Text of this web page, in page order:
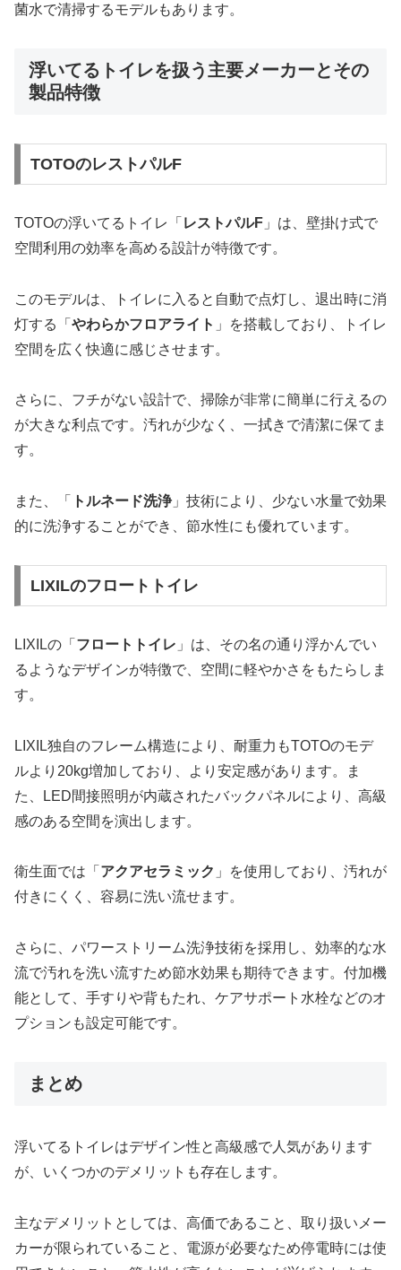
菌水で清掃するモデルもあります。
浮いてるトイレを扱う主要メーカーとその
製品特徴
TOTOのレストパルF
TOTOの浮いてるトイレ「 レストパルF 」は、壁掛け式で
空間利用の効率を高める設計が特徴です。
このモデルは、トイレに入ると自動で点灯し、退出時に消
灯する「 やわらかフロアライト 」を搭載しており、トイレ
空間を広く快適に感じさせます。
さらに、フチがない設計で、掃除が非常に簡単に行えるの
が大きな利点です。汚れが少なく、一拭きで清潔に保てま
す。
また、「 トルネード洗浄」技術により、少ない水量で効果
的に洗浄することができ、節水性にも優れています。
LIXILのフロートトイレ
LIXILの「 フロートトイレ 」は、その名の通り浮かんでい
るようなデザインが特徴で、空間に軽やかさをもたらしま
す。
LIXIL独自のフレーム構造により、耐重力もTOTOのモデ
ルより20kg増加しており、より安定感があります。ま
た、LED間接照明が内蔵されたバックパネルにより、高級
感のある空間を演出します。
衛生面では「 アクアセラミック 」を使用しており、汚れが
付きにくく、容易に洗い流せます。
さらに、パワーストリーム洗浄技術を採用し、効率的な水
流で汚れを洗い流すため節水効果も期待できます。付加機
能として、手すりや背もたれ、ケアサポート水栓などのオ
プションも設定可能です。
まとめ
浮いてるトイレはデザイン性と高級感で人気があります
が、いくつかのデメリットも存在します。
主なデメリットとしては、高価であること、取り扱いメー
カーが限られていること、電源が必要なため停電時には使